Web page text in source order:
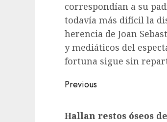
correspondían a su
todavía más difícil la
herencia de Joan
y mediáticos del
fortuna sigue sin
Previous
Hallan restos óseos